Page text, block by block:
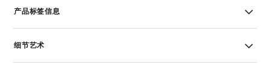
产品标签信息
细节艺术